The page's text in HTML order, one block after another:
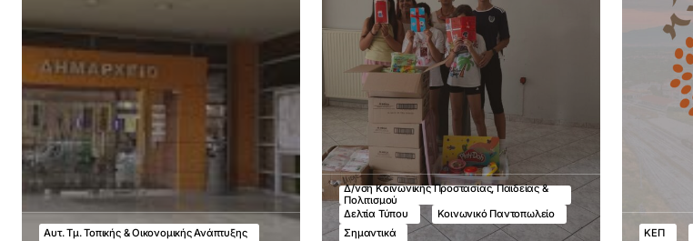
Αυτ. Τμ. Τοπικής & Οικονομικής Ανάπτυξης
Δ/νση Κοινωνικής Προστασίας, Παιδείας &
Πολιτισμού
Δελτία Τύπου
Κοινωνικό Παντοπωλείο
Σημαντικά
ΚΕΠ